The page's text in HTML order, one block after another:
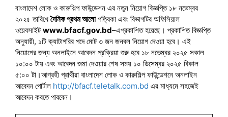
বাংলাদেশ লোক ও কারুশিল্প ফাউন্ডেশন এর নতুন নিয়োগ বিজ্ঞপ্তি ১৮ নভেম্বর
২০২৫ তারিখেদৈনিক প্রথম আলোপত্রিকা এবং বিভাগটির অফিসিয়াল
ওয়েবসাইট www.bfacf.gov.bd–এপ্রকাশিত হয়েছে। প্রকাশিত বিজ্ঞপ্তি
অনুযায়ী, ১টি ক্যাটাগরির পদে মোট ৩ জন জনবল নিয়োগ দেওয়া হবে। এই
নিয়োগের জন্য অনলাইনে আবেদন প্রক্রিয়া শুরু হবে ১৮ নভেম্বর ২০২৫ সকাল
১০:০০ টায় এবং আবেদন জমা দেওয়ার শেষ সময় ১০ ডিসেম্বর ২০২৫ বিকাল
৫:০০ টা।আগ্রহী প্রার্থীরা বাংলাদেশ লোক ও কারুশিল্প ফাউন্ডেশনে অনলাইন
আবেদন পোর্টাল http://bfacf.teletalk.com.bd এর মাধ্যমে সহজেই
আবেদন করতে পারবেন।